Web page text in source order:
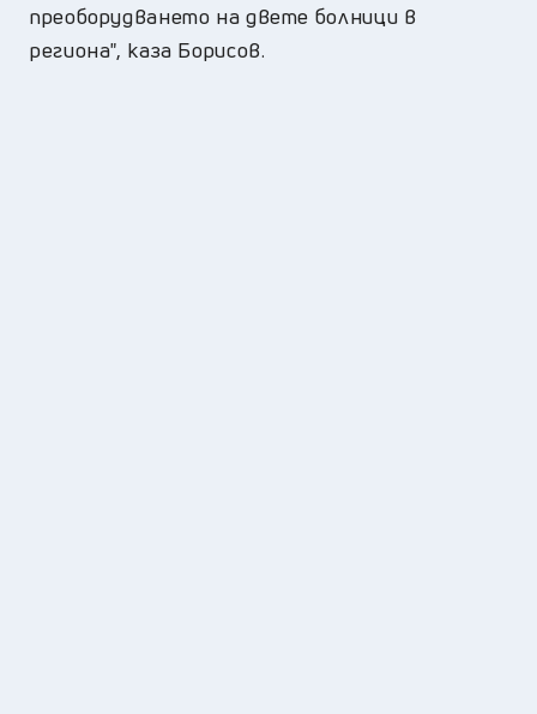
преоборудването на двете болници в
региона", каза Борисов.